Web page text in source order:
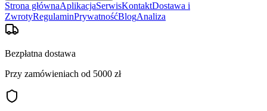
Strona głównaAplikacjaSerwisKontaktDostawa i
ZwrotyRegulaminPrywatnośćBlogAnaliza
Bezpłatna dostawa
Przy zamówieniach od 5000 zł